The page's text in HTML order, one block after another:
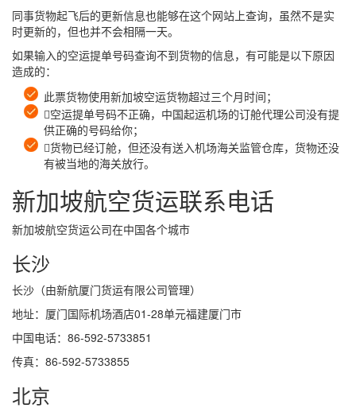
同事货物起飞后的更新信息也能够在这个网站上查询，虽然不是实
时更新的，但也并不会相隔一天。
如果输入的空运提单号码查询不到货物的信息，有可能是以下原因
造成的：
此票货物使用新加坡空运货物超过三个月时间；
空运提单号码不正确，中国起运机场的订舱代理公司没有提
供正确的号码给你；
货物已经订舱，但还没有送入机场海关监管仓库，货物还没
有被当地的海关放行。
新加坡航空货运联系电话
新加坡航空货运公司在中国各个城市
长沙
长沙（由新航厦门货运有限公司管理）
地址：厦门国际机场酒店01-28单元福建厦门市
中国电话：86-592-5733851
传真：86-592-5733855
北京